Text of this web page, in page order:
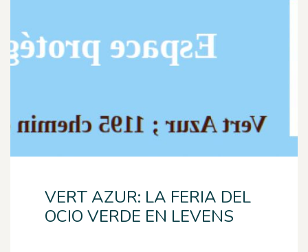
VERT AZUR: LA FERIA DEL
OCIO VERDE EN LEVENS